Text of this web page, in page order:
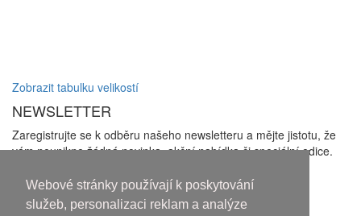
Webové stránky používají k poskytování
služeb, personalizaci reklam a analýze
Zobrazit tabulku velikostí
NEWSLETTER
Zaregistrujte se k odběru našeho newsletteru a mějte jistotu, že
vám neunikne žádná novinka, akční nabídka či speciální edice.
newsletterů a sezpracováním osobních údajů
Odhlásit odběr